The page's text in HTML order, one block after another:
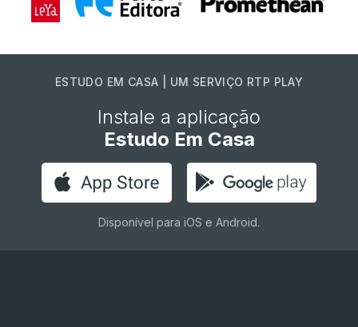
ESTUDO EM CASA | UM SERVIÇO RTP PLAY
Instale a aplicação
Estudo Em Casa
Disponível para iOS e Android.